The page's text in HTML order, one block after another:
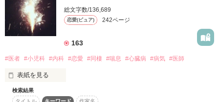
これからも先生と幸せでいたいな。
-thank you-
→藤堂 鞠花 様
タギ様
葵翼様
素敵なレビューを
魔王子さまを、忘れてしまったシンデレラ。
奪われた心を、取り戻すことはできるのか。
総文字数/136,689
恋愛(ピュア) 242ページ
163
#医者 #小児科 #内科 #恋愛 #同棲 #喘息 #心臓病 #病気 #医師
表紙を見る
孤児院で育った鈴木かなは、高校生の頃にひっかかった健康診
検索結果